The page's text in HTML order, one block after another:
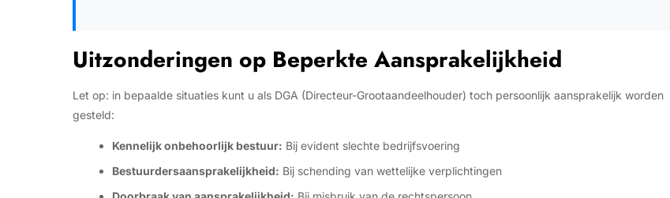
Uitzonderingen op Beperkte Aansprakelijkheid
Let op: in bepaalde situaties kunt u als DGA (Directeur-Grootaandeelhouder) toch persoonlijk aansprakelijk worden
gesteld:
Kennelijk onbehoorlijk bestuur: Bij evident slechte bedrijfsvoering
Bestuurdersaansprakelijkheid: Bij schending van wettelijke verplichtingen